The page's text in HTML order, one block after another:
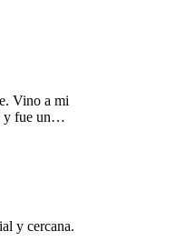
Vino a mi
y fue un
cercana,
mejorar el
y segura.
el que trabaja.
gracias!
y cercana.